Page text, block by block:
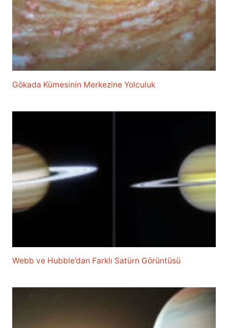
Gökada Kümesinin Merkezine Yolculuk
Webb ve Hubble’dan Farklı Satürn Görüntüsü